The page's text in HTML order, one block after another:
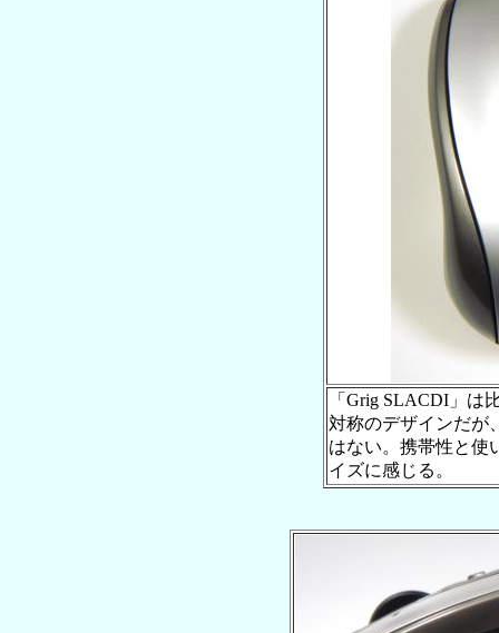
「Grig SLACDI」は
対称のデザインだが
はない。携帯性と使
イズに感じる。